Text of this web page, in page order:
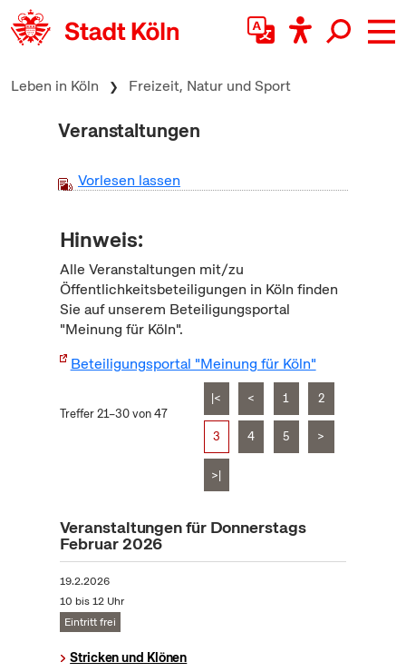
zum Inhalt springen
Leben in Köln Freizeit, Natur und Sport
Veranstaltungen
Vorlesen lassen
Hinweis:
Alle Veranstaltungen mit/zu
Öffentlichkeitsbeteiligungen in Köln finden
Sie auf unserem Beteiligungsportal
"Meinung für Köln".
Beteiligungsportal "Meinung für Köln"
Treffer 21–30 von 47
|< < 1 2
3 4 5 >
>|
Veranstaltungen für Donnerstags
Februar 2026
19.2.2026
10 bis 12 Uhr
Eintritt frei
Stricken und Klönen